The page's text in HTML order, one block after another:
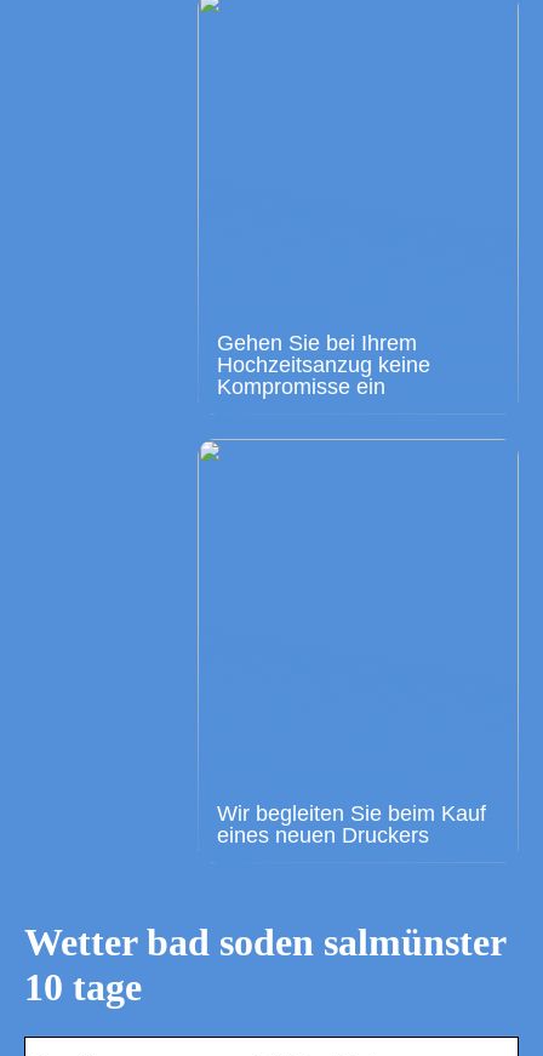
Gehen Sie bei Ihrem
Hochzeitsanzug keine
Kompromisse ein
Wir begleiten Sie beim Kauf
eines neuen Druckers
Wetter bad soden salmünster
10 tage